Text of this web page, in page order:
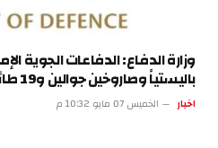
باليستياً وصاروخين جوالين و19 طائرة مسيّرة
اخبار الخميس 07 مايو 10:32 م